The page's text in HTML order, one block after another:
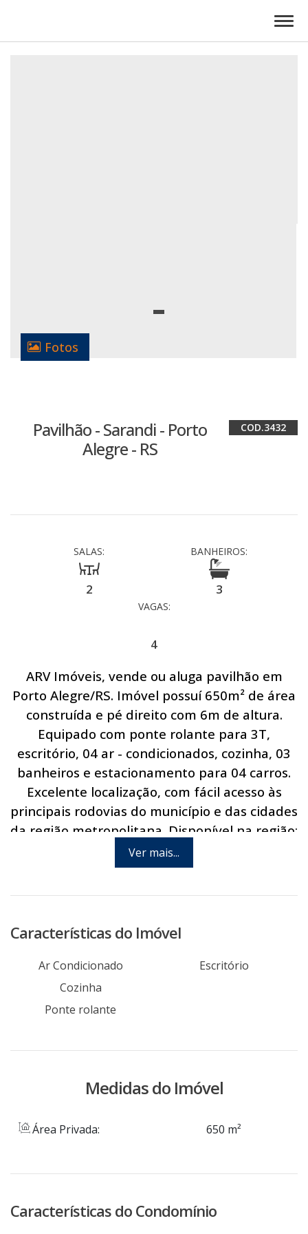
Fotos
Pavilhão - Sarandi - Porto
Alegre - RS
3432
SALAS:
2
BANHEIROS:
3
VAGAS:
4
ARV Imóveis, vende ou aluga pavilhão em
Porto Alegre/RS. Imóvel possuí 650m² de área
construída e pé direito com 6m de altura.
Equipado com ponte rolante para 3T,
escritório, 04 ar - condicionados, cozinha, 03
banheiros e estacionamento para 04 carros.
Excelente localização, com fácil acesso às
principais rodovias do município e das cidades
da região metropolitana. Disponível na região:
internet, abastecimento de água, energia
elétrica, linha telefônica e linha de ônibus.
Ver mais...
Características do Imóvel
Ar Condicionado
Escritório
Cozinha
Ponte rolante
Medidas do Imóvel
Área Privada: 650 m²
Características do Condomínio